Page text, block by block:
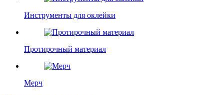
Инструменты для оклейки
Протирочный материал
Мерч